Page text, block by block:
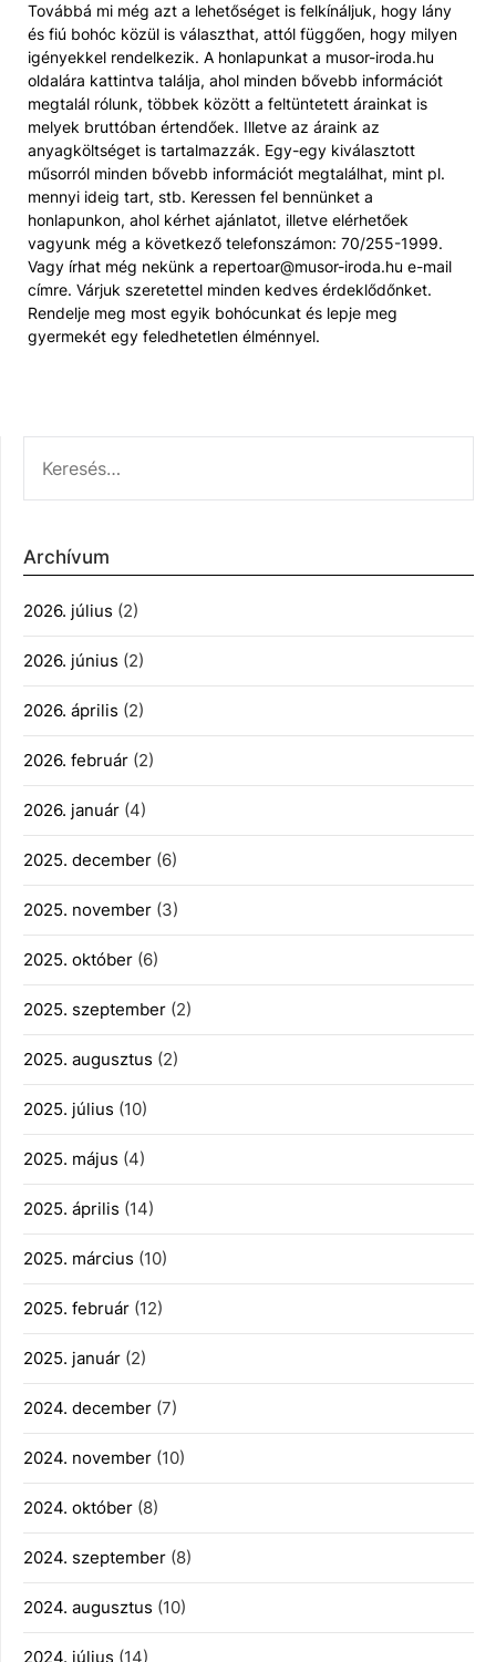
Továbbá mi még azt a lehetőséget is felkínáljuk, hogy lány
és fiú bohóc közül is választhat, attól függően, hogy milyen
igényekkel rendelkezik. A honlapunkat a musor-iroda.hu
oldalára kattintva találja, ahol minden bővebb információt
megtalál rólunk, többek között a feltüntetett árainkat is
melyek bruttóban értendőek. Illetve az áraink az
anyagköltséget is tartalmazzák. Egy-egy kiválasztott
műsorról minden bővebb információt megtalálhat, mint pl.
mennyi ideig tart, stb. Keressen fel bennünket a
honlapunkon, ahol kérhet ajánlatot, illetve elérhetőek
vagyunk még a következő telefonszámon: 70/255-1999.
Vagy írhat még nekünk a repertoar@musor-iroda.hu e-mail
címre. Várjuk szeretettel minden kedves érdeklődőnket.
Rendelje meg most egyik bohócunkat és lepje meg
gyermekét egy feledhetetlen élménnyel.
Archívum
2026. július (2)
2026. június (2)
2026. április (2)
2026. február (2)
2026. január (4)
2025. december (6)
2025. november (3)
2025. október (6)
2025. szeptember (2)
2025. augusztus (2)
2025. július (10)
2025. május (4)
2025. április (14)
2025. március (10)
2025. február (12)
2025. január (2)
2024. december (7)
2024. november (10)
2024. október (8)
2024. szeptember (8)
2024. augusztus (10)
2024. július (14)